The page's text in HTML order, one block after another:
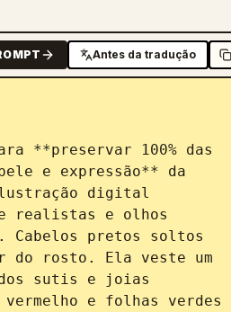
Antes da tradução
e expressão** da
digital
realistas e olhos
Cabelos pretos soltos
do rosto. Ela veste um
sutis e joias
e folhas verdes